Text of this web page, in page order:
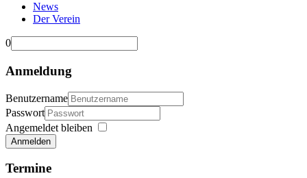
News
Der Verein
0
Anmeldung
Benutzername
Passwort
Angemeldet bleiben
Anmelden
Termine